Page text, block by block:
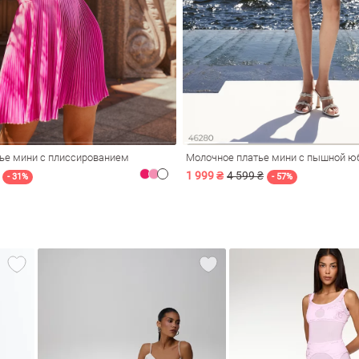
мини с плиссированием
- 31%
Молочное платье мини с пышной
1 999 ₴ 4 599 ₴ - 57%